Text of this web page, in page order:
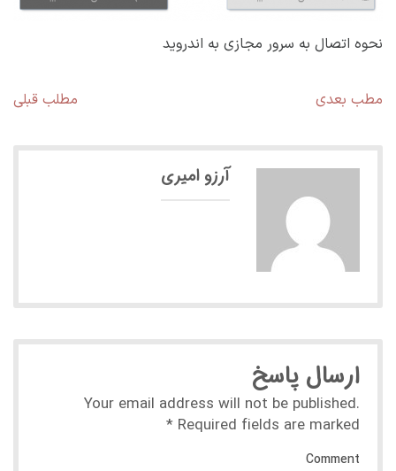
نحوه اتصال به سرور مجازی به اندروید
راهبری مطلب قبلی مطب بعدیمطلب
آرزو امیری
ارسال پاسخ
Your email address will not be published.
Required fields are marked
*
Comment